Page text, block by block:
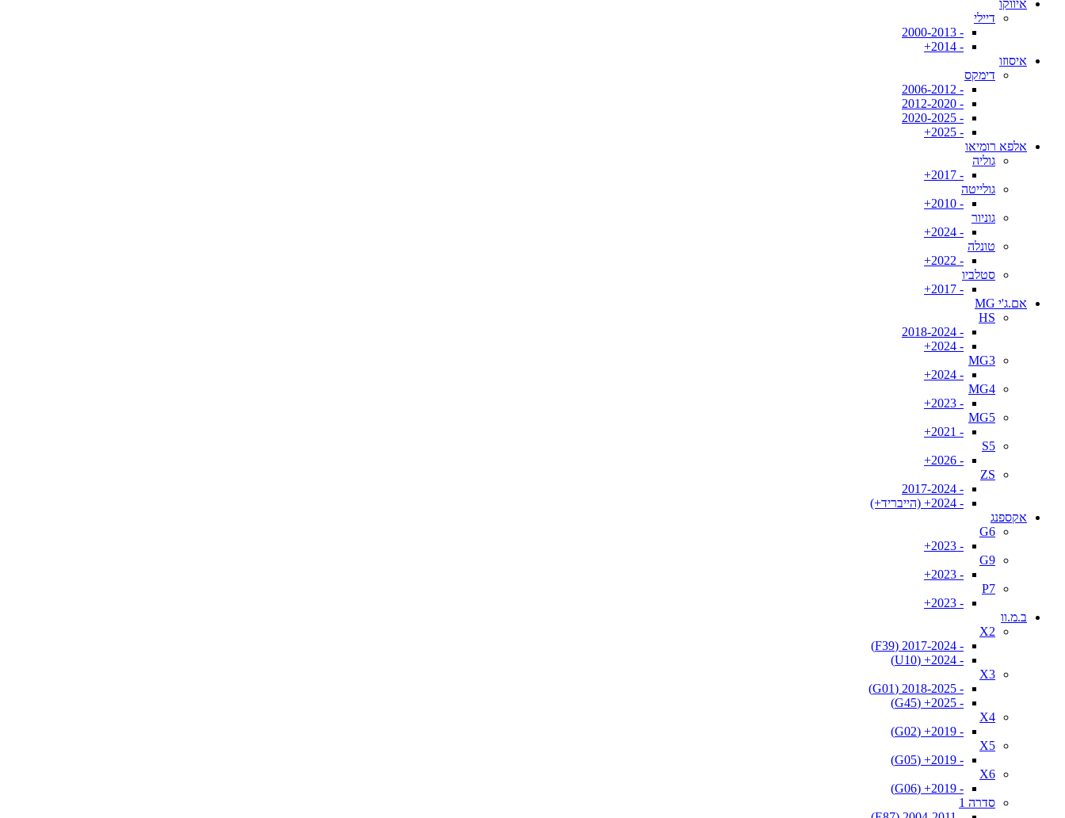
איווקו
דיילי
- 2000-2013
- 2014+
איסוזו
דימקס
- 2006-2012
- 2012-2020
- 2020-2025
- 2025+
אלפא רומיאו
גוליה
- 2017+
גולייטה
- 2010+
גוניור
- 2024+
טונלה
- 2022+
סטלביו
- 2017+
אם.ג'י MG
HS
- 2018-2024
- 2024+
MG3
- 2024+
MG4
- 2023+
MG5
- 2021+
S5
- 2026+
ZS
- 2017-2024
- 2024+ (הייבריד+)
אקספנג
G6
- 2023+
G9
- 2023+
P7
- 2023+
ב.מ.וו
X2
- 2017-2024 (F39)
- 2024+ (U10)
X3
- 2018-2025 (G01)
- 2025+ (G45)
X4
- 2019+ (G02)
X5
- 2019+ (G05)
X6
- 2019+ (G06)
סדרה 1